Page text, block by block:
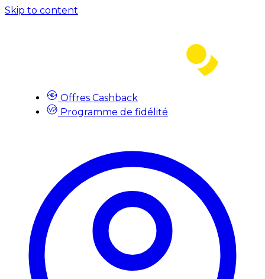
Skip to content
Offres Cashback
Programme de fidélité